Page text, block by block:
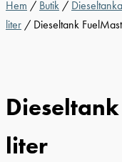
Hem / Butik /
liter / Dieseltank
liter